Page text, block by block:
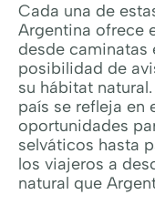
Cada una de
Argentina ofrece
desde caminatas
posibilidad de
su hábitat
país se refleja en
oportunidades
selváticos hasta
los viajeros a
natural que